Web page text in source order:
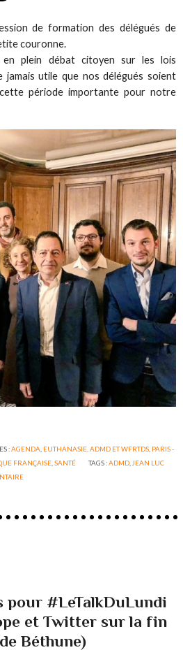
de formation des délégués de
couronne.
en plein débat citoyen sur les lois
jamais utile que nos délégués soient
période importante pour notre
:AGENDA, EUTHANASIE, ADMD ET WFRTDS, PARIS -
FRANÇAISE,SANTÉ TAGS :ADMD,JEAN LUC
pour #LeTalkDuLundi
et Twitter sur la fin
Béthune)